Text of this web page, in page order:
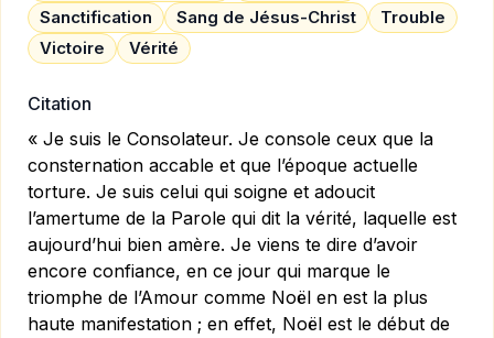
Sanctification
Sang de Jésus-Christ
Trouble
Victoire
Vérité
Citation
« Je suis le Consolateur. Je console ceux que la
consternation accable et que l’époque actuelle
torture. Je suis celui qui soigne et adoucit
l’amertume de la Parole qui dit la vérité, laquelle est
aujourd’hui bien amère. Je viens te dire d’avoir
encore confiance, en ce jour qui marque le
triomphe de l’Amour comme Noël en est la plus
haute manifestation ; en effet, Noël est le début de